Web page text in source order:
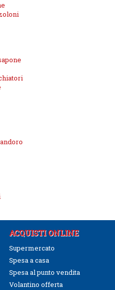
ACQUISTI ONLINE
Supermercato
Spesa a casa
Spesa al punto vendita
Volantino offerta